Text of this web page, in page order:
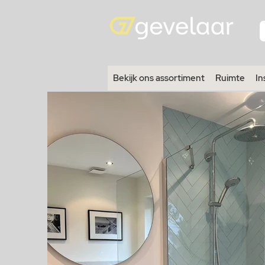
Bekijk ons assortiment Ruimte